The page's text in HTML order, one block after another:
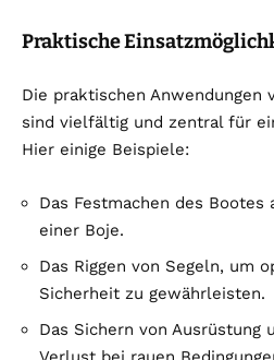
Praktische
Die praktischen Anwendungen
sind vielfältig und zentral für
Hier einige Beispiele:
Das Festmachen des Bootes
einer Boje.
Das Riggen von Segeln, um
Sicherheit zu gewährleisten.
Das Sichern von Ausrüstung